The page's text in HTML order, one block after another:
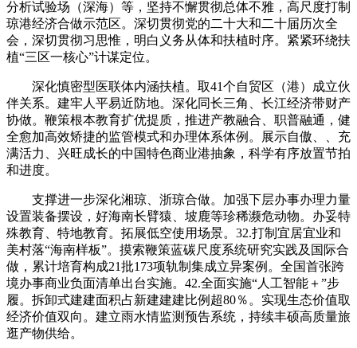
分析试验场（深海）等，坚持不懈贯彻总体不雅，高尺度打制
琼港经济合做示范区。深切贯彻党的二十大和二十届历次全
会，深切贯彻习思惟，明白义务从体和扶植时序。紧紧环绕扶
植“三区一核心”计谋定位。
深化慎密型医联体内涵扶植。取41个自贸区（港）成立伙
伴关系。建牢人平易近防地。深化同长三角、长江经济带财产
协做。鞭策根本教育扩优提质，推进产教融合、职普融通，健
全愈加高效矫捷的监管模式和办理体系体例。展示自傲、、充
满活力、兴旺成长的中国特色商业港抽象，科学有序放置节拍
和进度。
支撑进一步深化湘琼、浙琼合做。加强下层办事办理力量
设置装备摆设，好海南长臂猿、坡鹿等珍稀濒危动物。办妥特
殊教育、特地教育。拓展低空使用场景。32.打制宜居宜业和
美村落“海南样板”。摸索鞭策蓝碳尺度系统研究实践及国际合
做，累计培育构成21批173项轨制集成立异案例。全国首张跨
境办事商业负面清单出台实施。42.全面实施“人工智能＋”步
履。拆卸式建建面积占新建建建比例超80％。实现生态价值取
经济价值双向。建立雨水情监测预告系统，持续丰硕高质量旅
逛产物供给。